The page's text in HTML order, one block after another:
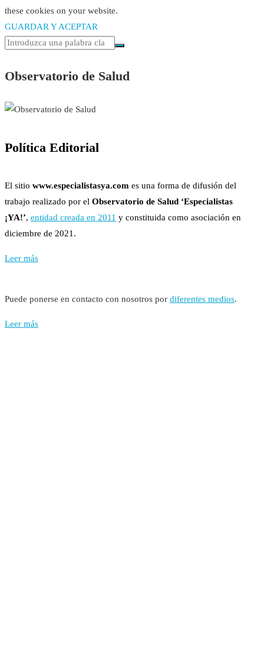
these cookies on your website.
GUARDAR Y ACEPTAR
Observatorio de Salud
Política Editorial
El sitio www.especialistasya.com es una forma de difusión del
trabajo realizado por el Observatorio de Salud ‘Especialistas
¡YA!’, entidad creada en 2011 y constituida como asociación en
diciembre de 2021.
Leer más
Puede ponerse en contacto con nosotros por diferentes medios.
Leer más